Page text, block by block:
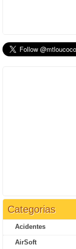
Categorias
Acidentes
AirSoft